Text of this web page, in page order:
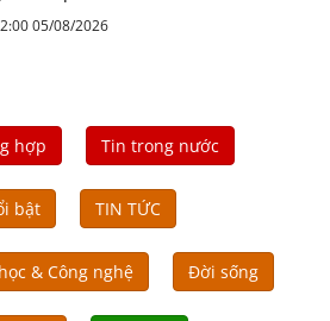
05/08/2026
hợp Tin trong nước
bật TIN TỨC
& Công nghệ Đời sống